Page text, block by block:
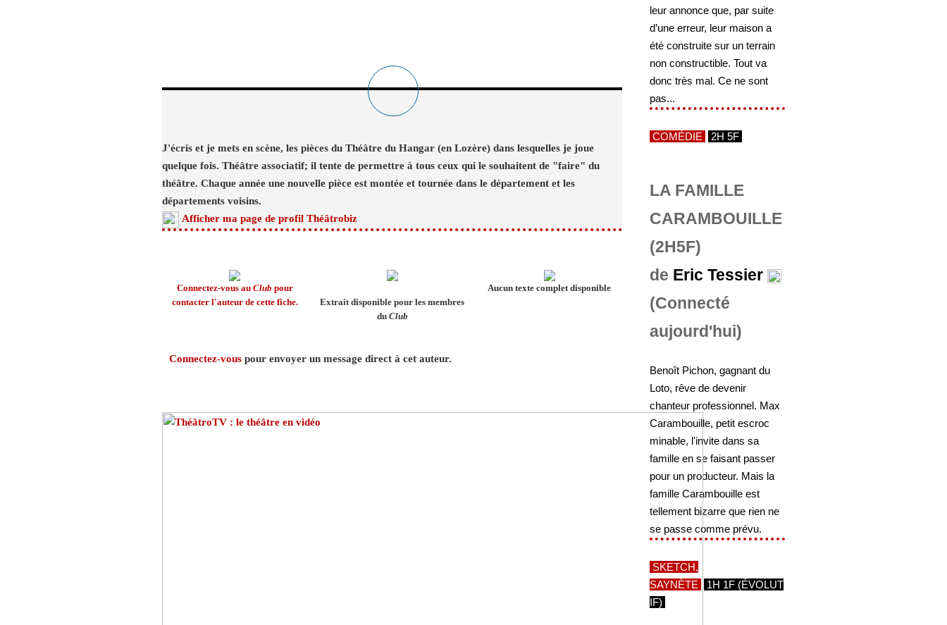
J'écris et je mets en scène, les pièces du Théâtre du Hangar (en Lozère) dans lesquelles je joue
quelque fois. Théâtre associatif; il tente de permettre à tous ceux qui le souhaitent de "faire" du
théâtre. Chaque année une nouvelle pièce est montée et tournée dans le département et les
départements voisins.
Afficher ma page de profil Théâtrobiz
Connectez-vous au Club pour
contacter l'auteur de cette fiche.
Extrait disponible pour les membres
du Club
Aucun texte complet disponible
Connectez-vous pour envoyer un message direct à cet auteur.
leur annonce que, par suite
d’une erreur, leur maison a
été construite sur un terrain
non constructible. Tout va
donc très mal. Ce ne sont
pas...
COMÉDIE 2H 5F
LA FAMILLE
CARAMBOUILLE
(2H5F)
de Eric Tessier
(Connecté
aujourd'hui)
Benoît Pichon, gagnant du
Loto, rêve de devenir
chanteur professionnel. Max
Carambouille, petit escroc
minable, l'invite dans sa
famille en se faisant passer
pour un producteur. Mais la
famille Carambouille est
tellement bizarre que rien ne
se passe comme prévu.
SKETCH,
SAYNÈTE
1H 1F (ÉVOLUT
IF)